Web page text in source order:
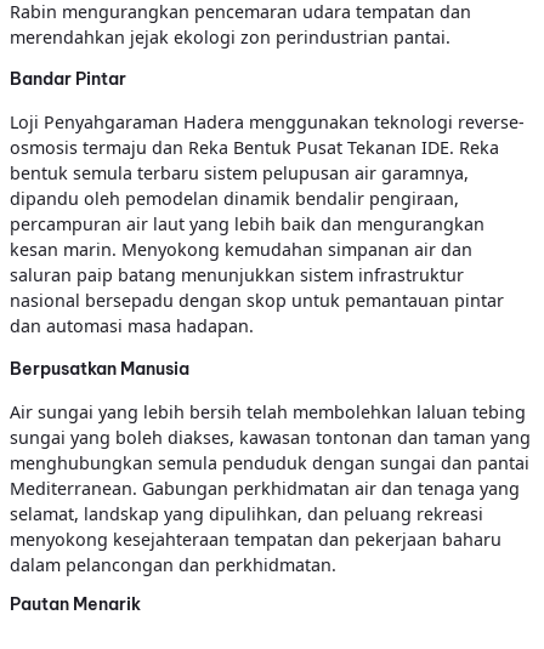
Rabin mengurangkan pencemaran udara tempatan dan
merendahkan jejak ekologi zon perindustrian pantai.
Bandar Pintar
Loji Penyahgaraman Hadera menggunakan teknologi reverse-
osmosis termaju dan Reka Bentuk Pusat Tekanan IDE. Reka
bentuk semula terbaru sistem pelupusan air garamnya,
dipandu oleh pemodelan dinamik bendalir pengiraan,
percampuran air laut yang lebih baik dan mengurangkan
kesan marin. Menyokong kemudahan simpanan air dan
saluran paip batang menunjukkan sistem infrastruktur
nasional bersepadu dengan skop untuk pemantauan pintar
dan automasi masa hadapan.
Berpusatkan Manusia
Air sungai yang lebih bersih telah membolehkan laluan tebing
sungai yang boleh diakses, kawasan tontonan dan taman yang
menghubungkan semula penduduk dengan sungai dan pantai
Mediterranean. Gabungan perkhidmatan air dan tenaga yang
selamat, landskap yang dipulihkan, dan peluang rekreasi
menyokong kesejahteraan tempatan dan pekerjaan baharu
dalam pelancongan dan perkhidmatan.
Pautan Menarik